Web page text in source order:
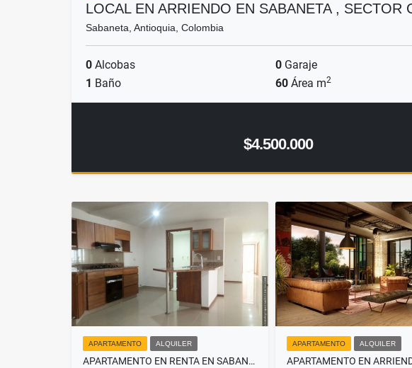
LOCAL EN ARRIENDO EN SABANETA , SECTOR
Sabaneta, Antioquia, Colombia
0 Alcobas 0 Garaje
1 Baño 60 Área m2
$4.500.000
APARTAMENTO ALQUILER
APARTAMENTO EN RENTA EN SABANETA , SECTOR LAS LOMITAS
APARTAMENTO ALQUILER